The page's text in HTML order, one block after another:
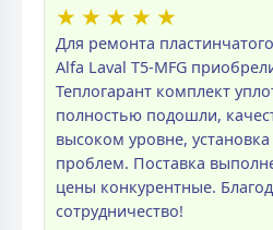
★ ★ ★ ★ ★
Для ремонта
Alfa Laval T5-MFG
Теплогарант комплект
полностью подошли,
высоком уровне,
проблем. Поставка
цены конкурентные.
сотрудничество!